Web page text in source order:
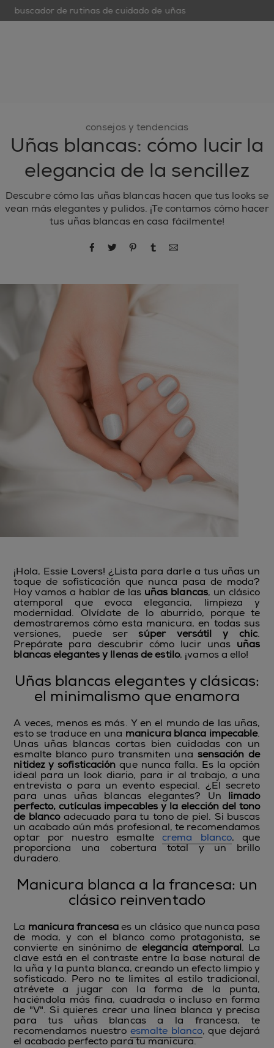
buscador de rutinas de cuidado de uñas
consejos y tendencias
Uñas blancas: cómo lucir la
elegancia de la sencillez
Descubre cómo las uñas blancas hacen que tus looks se
vean más elegantes y pulidos. ¡Te contamos cómo hacer
tus uñas blancas en casa fácilmente!
compartir por Facebook
compartir por Twitter
compartir por Pinterest
compartir por Tumblr
compartir por
¡Hola, Essie Lovers! ¿Lista para darle a tus uñas un
toque de sofisticación que nunca pasa de moda?
Hoy vamos a hablar de las uñas blancas, un clásico
atemporal que evoca elegancia, limpieza y
modernidad. Olvídate de lo aburrido, porque te
demostraremos cómo esta manicura, en todas sus
versiones, puede sersúper versátil y chic.
Prepárate para descubrir cómo lucir unas uñas
blancas elegantes y llenas de estilo, ¡vamos a ello!
Uñas blancas elegantes y clásicas:
el minimalismo que enamora
A veces, menos es más. Y en el mundo de las uñas,
esto se traduce en una manicura blanca impecable.
Unas uñas blancas cortas bien cuidadas con un
esmalte blanco puro transmiten una sensación de
nitidez y sofisticación que nunca falla. Es la opción
ideal para un look diario, para ir al trabajo, a una
entrevista o para un evento especial. ¿El secreto
para unas uñas blancas elegantes? Un limado
perfecto, cutículas impecables y la elección del tono
de blancoadecuado para tu tono de piel. Si buscas
un acabado aún más profesional, te recomendamos
optar por nuestro esmalte crema blanco, que
proporciona una cobertura total y un brillo
duradero.
Manicura blanca a la francesa: un
clásico reinventado
La manicura francesaes un clásico que nunca pasa
de moda, y con el blanco como protagonista, se
convierte en sinónimo de elegancia atemporal. La
clave está en el contraste entre la base natural de
la uña y la punta blanca, creando un efecto limpio y
sofisticado. Pero no te limites al estilo tradicional,
atrévete a jugar con la forma de la punta,
haciéndola más fina, cuadrada o incluso en forma
de "V". Si quieres crear una línea blanca y precisa
para tus uñas blancas a la francesa, te
recomendamos nuestro esmalte blanco, que dejará
el acabado perfecto para tu manicura.